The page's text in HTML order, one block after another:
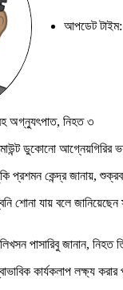
আপডেট
মাউন্ট ডুকোনো
প্রশমন কেন্দ্র জানায়,
শোনা যায় বলে
পাসারিবু জানান,
কার্যকলাপ লক্ষ্য